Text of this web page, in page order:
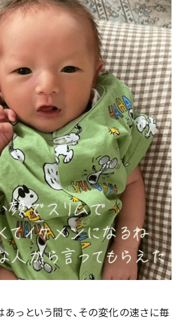
っという間で、その変化の速さに毎